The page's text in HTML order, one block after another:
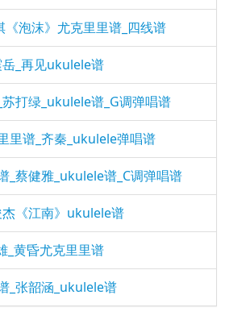
泡沫》尤克里里谱_四线谱
_再见ukulele谱
打绿_ukulele谱_G调弹唱谱
里谱_齐秦_ukulele弹唱谱
_蔡健雅_ukulele谱_C调弹唱谱
《江南》ukulele谱
_黄昏尤克里里谱
_张韶涵_ukulele谱